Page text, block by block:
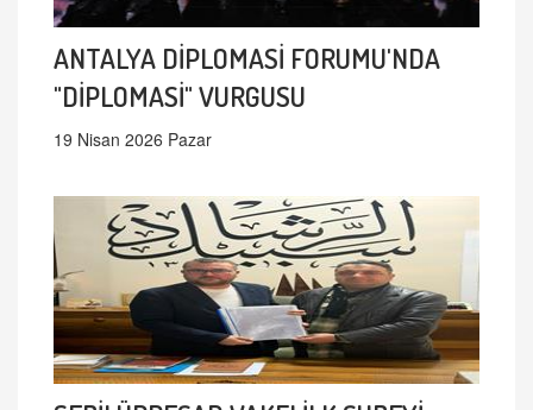
ANTALYA DİPLOMASİ FORUMU'NDA
"DİPLOMASİ" VURGUSU
19 Nisan 2026 Pazar